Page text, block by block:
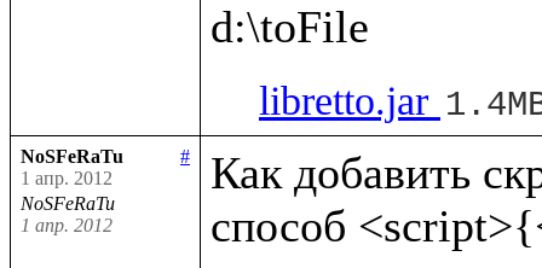
libretto.jar
NoSFeRaTu
#
1 апр. 2012
NoSFeRaTu
1 апр. 2012
Как добавить
способ